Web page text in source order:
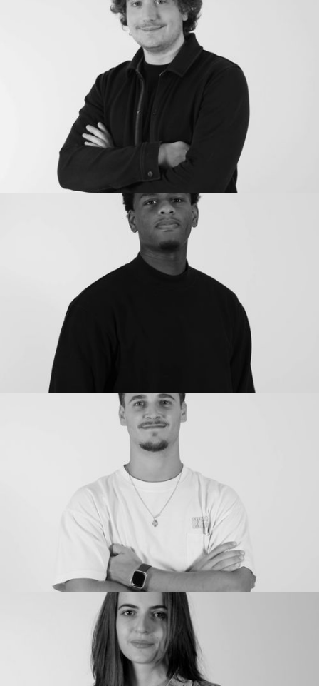
MAELYS RYO
Responsable en communication
Insights, Formation, Conseil
Chargé de projets stratégiques & prospectives
JEYSSEE LABOURG
Chef de projet Web Marketing
Opérations